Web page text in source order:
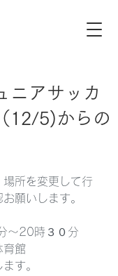
ニアサッカ
12/5)からの
所を変更して行
願いします。
～20時３０分
育館
す。